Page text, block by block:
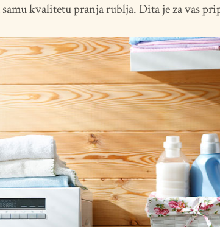
kvalitetu pranja rublja. Dita je za vas